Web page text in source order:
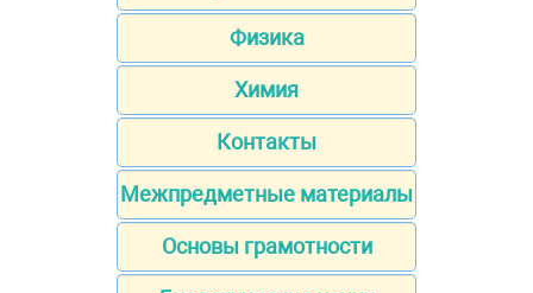
Физика
Химия
Контакты
Межпредметные материалы
Основы грамотности